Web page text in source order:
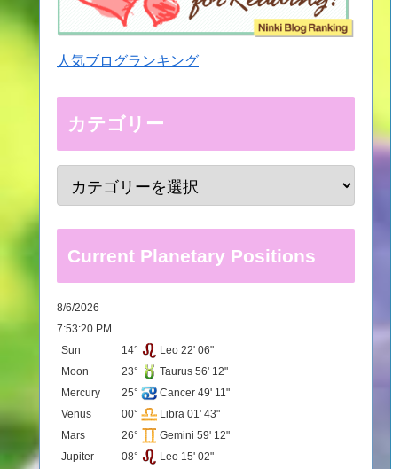
人気ブログランキング
カテゴリー
Current Planetary Positions
8/6/2026
7:53:20 PM
Sun
14°
Leo 22' 06"
Moon
23°
Taurus 56' 12"
Mercury
25°
Cancer 49' 11"
Venus
00°
Libra 01' 43"
Mars
26°
Gemini 59' 12"
Jupiter
08°
Leo 15' 02"